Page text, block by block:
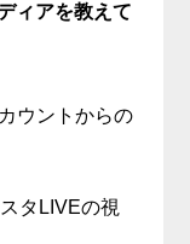
ィアを教えて
ウントからの
タLIVEの視